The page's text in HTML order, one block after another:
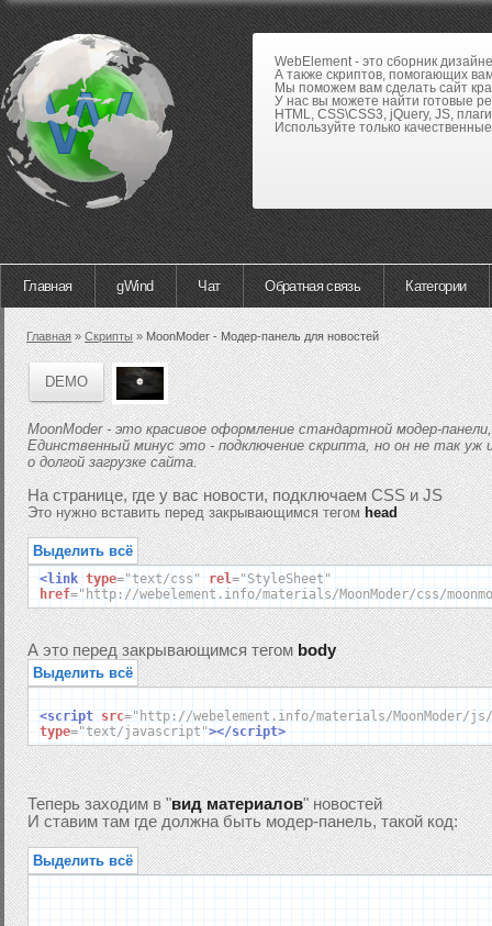
WebElement - это сборник
А также скриптов, помогающих
Мы поможем вам сделать сайт
У нас вы можете найти готовые
HTML, CSS\CSS3, jQuery, JS,
Используйте только
Главная gWind Чат Обратная связь Категории
Главная»Скрипты»MoonModer - Модер-панель для новостей
DEMO
MoonModer - это красивое оформление стандартной модер-
Единственный минус это - подключение скрипта, но он не так
о долгой загрузке сайта.
На странице, где у вас новости, подключаем CSS и JS
Это нужно вставить перед закрывающимся тегомhead
Выделить всё
<link type="text/css" rel="StyleSheet"
href="http://webelement.info/materials/MoonModer/css/
А это перед закрывающимся тегомbody
Выделить всё
<script src="http://webelement.info/materials/MoonModer/
type="text/javascript"></script>
Теперь заходим в "вид материалов" новостей
И ставим там где должна быть модер-панель, такой код:
Выделить всё